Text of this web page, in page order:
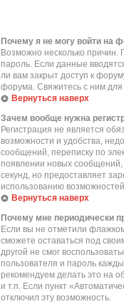
Почему я не могу войти на
Возможно несколько причин.
пароль. Если данные
ли вам закрыт доступ к
форума. Свяжитесь с ним для
Вернуться наверх
Зачем вообще нужна
Регистрация не является
возможности и удобства,
сообщений, переписку по
появлении новых сообщений,
секунд, но предоставляет
использованию
Вернуться наверх
Почему мне периодически
Если вы не отметили
сможете оставаться под
другой не смог
пользователя и пароль
рекомендуем делать это на
и т.п. Если пункт
отключил эту возможность.